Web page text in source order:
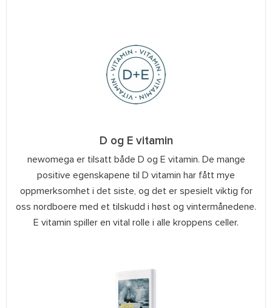
D og E vitamin
newomega er tilsatt både D og E vitamin. De mange
positive egenskapene til D vitamin har fått mye
oppmerksomhet i det siste, og det er spesielt viktig for
oss nordboere med et tilskudd i høst og vintermånedene.
E vitamin spiller en vital rolle i alle kroppens celler.